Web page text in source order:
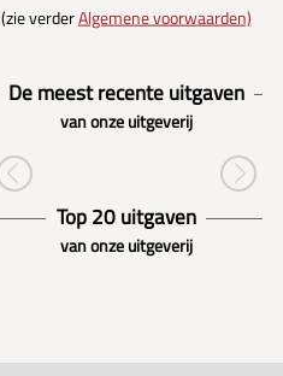
(zie verderAlgemene voorwaarden)
De meest recente uitgaven
van onze uitgeverij
Top 20 uitgaven
van onze uitgeverij